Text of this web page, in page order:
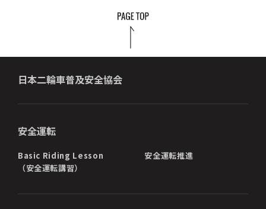
日本二輪車普及安全協会
安全運転
Basic Riding Lesson
（安全運転講習）
安全運転推進